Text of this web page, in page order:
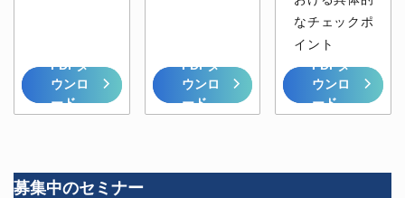
PDFダ
ウンロ
ード
PDFダ
ウンロ
ード
なチェックポ
イント
PDFダ
ウンロ
ード
募集中のセミナー